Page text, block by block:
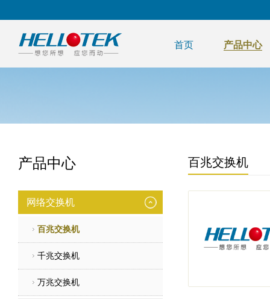
首页 产品中心
产品中心
网络交换机
百兆交换机
千兆交换机
万兆交换机
百兆交换机